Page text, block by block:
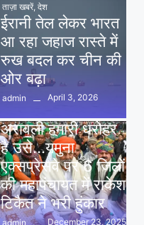
ताज़ा खबरें, देश
ईरानी तेल लेकर भारत
आ रहा जहाज रास्ते में
रुख बदल कर चीन की
ओर बढ़ा
admin
April 3, 2026
अरावली हमारी धरोहर
है उसे…यमुना
एक्सप्रेसवे पर 6 जिलों
की महापंचायत में राकेश
टिकैत ने भरी हुंकार
admin December 23, 2025